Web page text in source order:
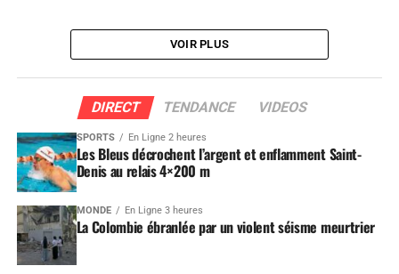
VOIR PLUS
DIRECT TENDANCE VIDEOS
SPORTS En Ligne 2 heures
Les Bleus décrochent l’argent et enflamment Saint-
Denis au relais 4×200 m
MONDE En Ligne 3 heures
La Colombie ébranlée par un violent séisme meurtrier